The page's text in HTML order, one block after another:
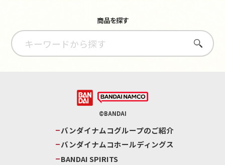
商品を探す
さがす
©BANDAI
バンダイナムコグループのご紹介
バンダイナムコホールディングス
BANDAI SPIRITS